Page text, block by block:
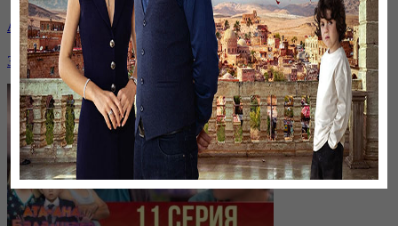
Ата-ана, Бала-шаға | 12-бөлім
30 сентября, 09:44